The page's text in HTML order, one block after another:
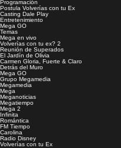
Programación
Postula Volverías con tu Ex
Casting Dale Play
Entretenimiento
Mega GO
Temas
Mega en vivo
Volverías con tu ex? 2
Reunión de Superados
El Jardín de Olivia
Carmen Gloria, Fuerte & Claro
Detrás del Muro
Mega GO
Grupo Megamedia
Megamedia
Mega
Meganoticias
Megatiempo
Mega 2
Infinita
Romántica
FM Tiempo
Carolina
Radio Disney
Volverías con tu Ex